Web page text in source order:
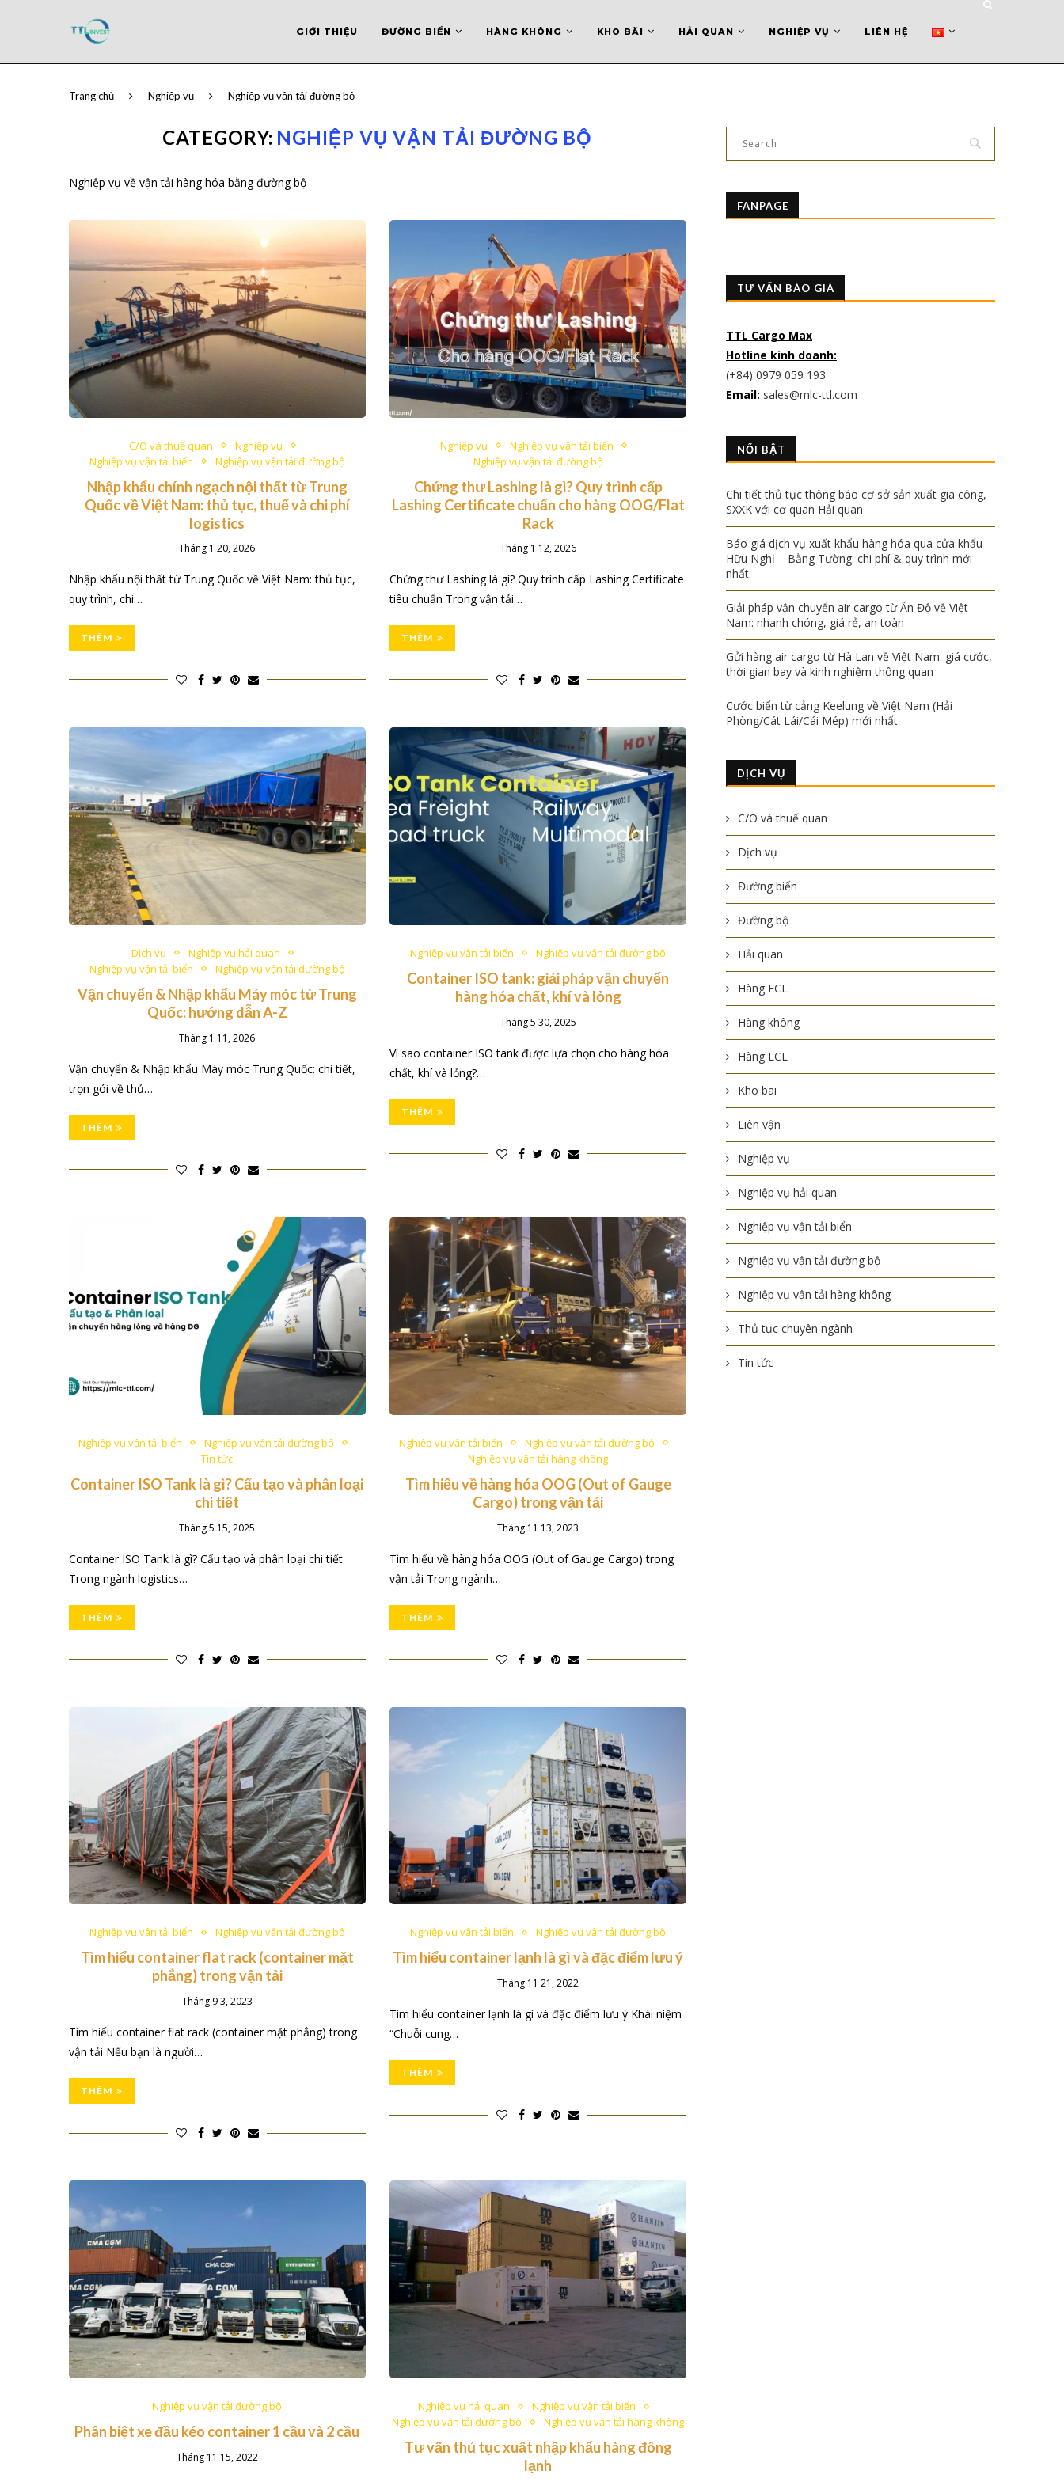
GIỚI THIỆU ĐƯỜNG BIỂN HÀNG KHÔNG KHO BÃI HẢI QUAN NGHIỆP VỤ LIÊN HỆ
Trang chủ Nghiệp vụ Nghiệp vụ vận tải đường bộ
CATEGORY: NGHIỆP VỤ VẬN TẢI ĐƯỜNG BỘ
Nghiệp vụ về vận tải hàng hóa bằng đường bộ
C/O và thuế quan
Nghiệp vụ
Nghiệp vụ vận tải biển
Nghiệp vụ vận tải đường bộ
Nhập khẩu chính ngạch nội thất từ Trung
Quốc về Việt Nam: thủ tục, thuế và chi phí
logistics
Tháng 1 20, 2026
Nhập khẩu nội thất từ Trung Quốc về Việt Nam: thủ tục,
quy trình, chi…
THÊM
Nghiệp vụ
Nghiệp vụ vận tải biển
Nghiệp vụ vận tải đường bộ
Chứng thư Lashing là gì? Quy trình cấp
Lashing Certificate chuẩn cho hàng OOG/Flat
Rack
Tháng 1 12, 2026
Chứng thư Lashing là gì? Quy trình cấp Lashing Certificate
tiêu chuẩn Trong vận tải…
THÊM
Dịch vụ
Nghiệp vụ hải quan
Nghiệp vụ vận tải biển
Nghiệp vụ vận tải đường bộ
Vận chuyển & Nhập khẩu Máy móc từ Trung
Quốc: hướng dẫn A-Z
Tháng 1 11, 2026
Vận chuyển & Nhập khẩu Máy móc Trung Quốc: chi tiết,
trọn gói về thủ…
THÊM
Nghiệp vụ vận tải biển Nghiệp vụ vận tải đường bộ
Container ISO tank: giải pháp vận chuyển
hàng hóa chất, khí và lỏng
Tháng 5 30, 2025
Vì sao container ISO tank được lựa chọn cho hàng hóa
chất, khí và lỏng?…
THÊM
Nghiệp vụ vận tải biển
Nghiệp vụ vận tải đường bộ
Tin tức
Container ISO Tank là gì? Cấu tạo và phân loại
chi tiết
Tháng 5 15, 2025
Container ISO Tank là gì? Cấu tạo và phân loại chi tiết
Trong ngành logistics…
THÊM
Nghiệp vụ vận tải biển
Nghiệp vụ vận tải đường bộ
Nghiệp vụ vận tải hàng không
Tìm hiểu về hàng hóa OOG (Out of Gauge
Cargo) trong vận tải
Tháng 11 13, 2023
Tìm hiểu về hàng hóa OOG (Out of Gauge Cargo) trong
vận tải Trong ngành…
THÊM
Nghiệp vụ vận tải biển Nghiệp vụ vận tải đường bộ
Tìm hiểu container flat rack (container mặt
phẳng) trong vận tải
Tháng 9 3, 2023
Tìm hiểu container flat rack (container mặt phẳng) trong
vận tải Nếu bạn là người…
THÊM
Nghiệp vụ vận tải biển Nghiệp vụ vận tải đường bộ
Tìm hiểu container lạnh là gì và đặc điểm lưu ý
Tháng 11 21, 2022
Tìm hiểu container lạnh là gì và đặc điểm lưu ý Khái niệm
“Chuỗi cung…
THÊM
Nghiệp vụ vận tải đường bộ
Phân biệt xe đầu kéo container 1 cầu và 2 cầu
Tháng 11 15, 2022
Nghiệp vụ hải quan
Nghiệp vụ vận tải biển
Nghiệp vụ vận tải đường bộ
Nghiệp vụ vận tải hàng không
Tư vấn thủ tục xuất nhập khẩu hàng đông
lạnh
FANPAGE
TƯ VẤN BÁO GIÁ
TTL Cargo Max
Hotline kinh doanh:
(+84) 0979 059 193
Email: sales@mlc-ttl.com
NỔI BẬT
Chi tiết thủ tục thông báo cơ sở sản xuất gia công,
SXXK với cơ quan Hải quan
Báo giá dịch vụ xuất khẩu hàng hóa qua cửa khẩu
Hữu Nghị – Bằng Tường: chi phí & quy trình mới
nhất
Giải pháp vận chuyển air cargo từ Ấn Độ về Việt
Nam: nhanh chóng, giá rẻ, an toàn
Gửi hàng air cargo từ Hà Lan về Việt Nam: giá cước,
thời gian bay và kinh nghiệm thông quan
Cước biển từ cảng Keelung về Việt Nam (Hải
Phòng/Cát Lái/Cái Mép) mới nhất
DỊCH VỤ
C/O và thuế quan
Dịch vụ
Đường biển
Đường bộ
Hải quan
Hàng FCL
Hàng không
Hàng LCL
Kho bãi
Liên vận
Nghiệp vụ
Nghiệp vụ hải quan
Nghiệp vụ vận tải biển
Nghiệp vụ vận tải đường bộ
Nghiệp vụ vận tải hàng không
Thủ tục chuyên ngành
Tin tức